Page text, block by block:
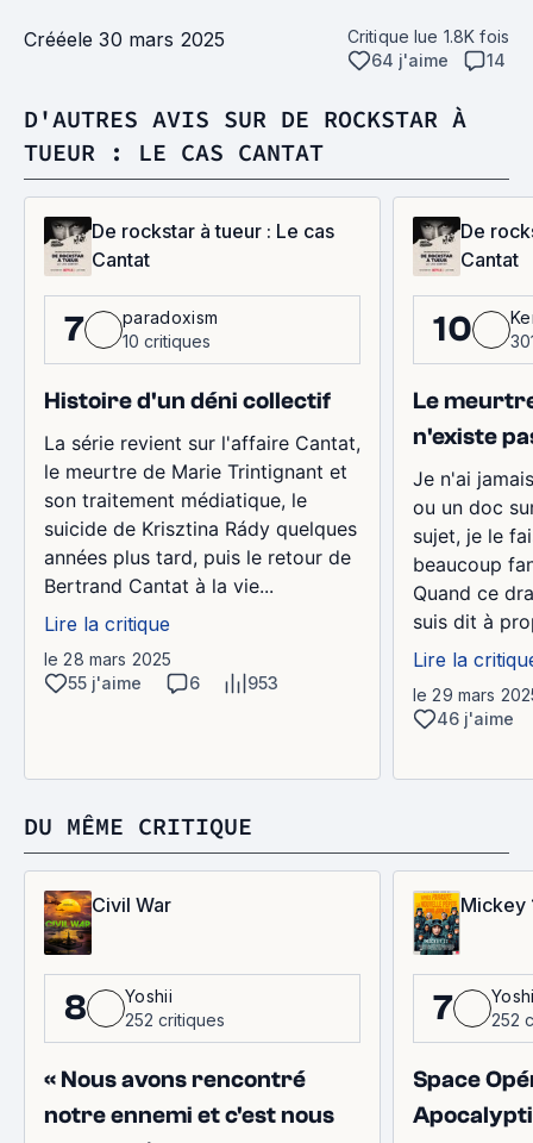
Crééele 30 mars 2025 Critique lue 1.8K fois
64 j'aime
14
D'AUTRES AVIS SUR DE ROCKSTAR À
TUEUR : LE CAS CANTAT
De rockstar à tueur : Le cas
Cantat
7
paradoxism
10 critiques
Histoire d'un déni collectif
La série revient sur l'affaire Cantat,
le meurtre de Marie Trintignant et
son traitement médiatique, le
suicide de Krisztina Rády quelques
années plus tard, puis le retour de
Bertrand Cantat à la vie...
Lire la critique
le 28 mars 2025
55 j'aime
6 953
De
Cantat
10
Le
n'existe
Je n'ai
ou un doc
sujet, je le
beaucoup
Quand ce
suis dit à
Lire la
le 29 mars
46 j'aime
DU MÊME CRITIQUE
Civil War
8
Yoshii
252 critiques
« Nous avons rencontré
notre ennemi et c'est nous
Mickey
7
252
Space